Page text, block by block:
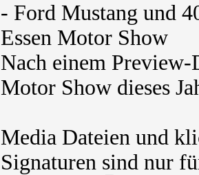
- Ford Mustang und
Essen Motor Show
Nach einem
Motor Show dieses
Media Dateien und
Signaturen sind nur